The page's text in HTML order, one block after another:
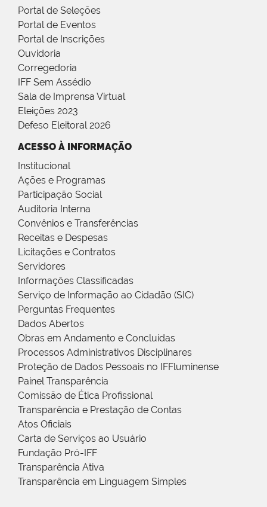
Portal de Seleções
Portal de Eventos
Portal de Inscrições
Ouvidoria
Corregedoria
IFF Sem Assédio
Sala de Imprensa Virtual
Eleições 2023
Defeso Eleitoral 2026
ACESSO À INFORMAÇÃO
Institucional
Ações e Programas
Participação Social
Auditoria Interna
Convênios e Transferências
Receitas e Despesas
Licitações e Contratos
Servidores
Informações Classificadas
Serviço de Informação ao Cidadão (SIC)
Perguntas Frequentes
Dados Abertos
Obras em Andamento e Concluídas
Processos Administrativos Disciplinares
Proteção de Dados Pessoais no IFFluminense
Painel Transparência
Comissão de Ética Profissional
Transparência e Prestação de Contas
Atos Oficiais
Carta de Serviços ao Usuário
Fundação Pró-IFF
Transparência Ativa
Transparência em Linguagem Simples